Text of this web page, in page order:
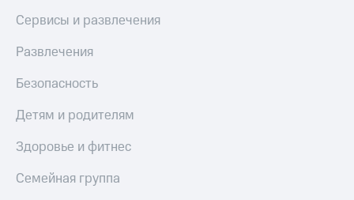
Сервисы и развлечения
Развлечения
Безопасность
Детям и родителям
Здоровье и фитнес
Семейная группа